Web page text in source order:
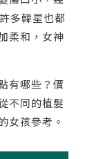
多韓星也都
柔和，女神
有哪些？價
不同的植髮
女孩參考。